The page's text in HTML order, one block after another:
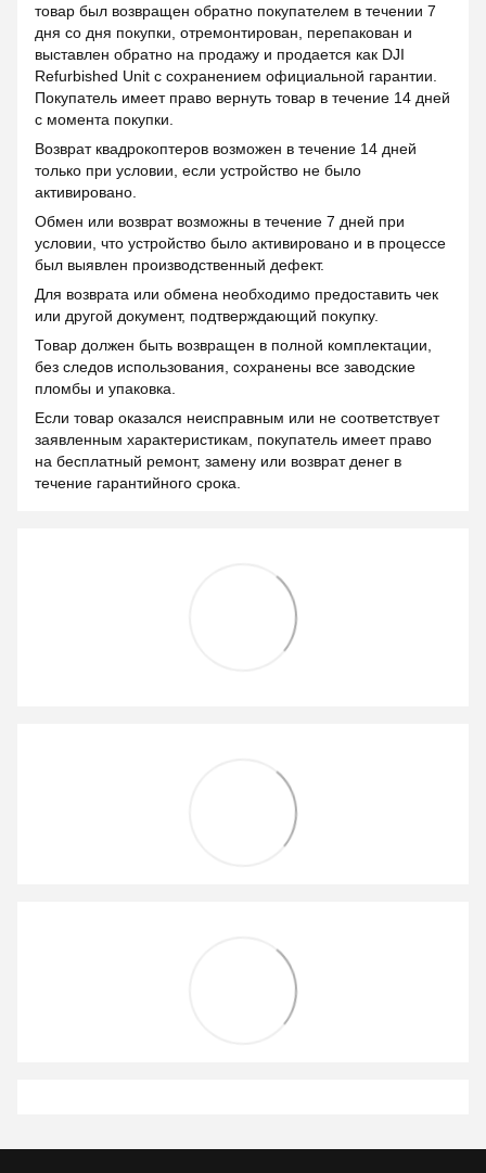
товар был возвращен обратно покупателем в течении 7
дня со дня покупки, отремонтирован, перепакован и
выставлен обратно на продажу и продается как DJI
Refurbished Unit с сохранением официальной гарантии.
Покупатель имеет право вернуть товар в течение 14 дней
с момента покупки.
Возврат квадрокоптеров возможен в течение 14 дней
только при условии, если устройство не было
активировано.
Обмен или возврат возможны в течение 7 дней при
условии, что устройство было активировано и в процессе
был выявлен производственный дефект.
Для возврата или обмена необходимо предоставить чек
или другой документ, подтверждающий покупку.
Товар должен быть возвращен в полной комплектации,
без следов использования, сохранены все заводские
пломбы и упаковка.
Если товар оказался неисправным или не соответствует
заявленным характеристикам, покупатель имеет право
на бесплатный ремонт, замену или возврат денег в
течение гарантийного срока.